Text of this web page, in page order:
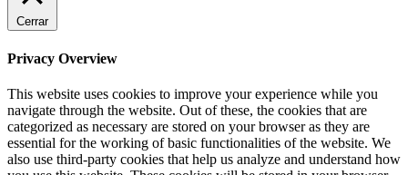
Cerrar
Privacy Overview
This website uses cookies to improve your experience while you
navigate through the website. Out of these, the cookies that are
categorized as necessary are stored on your browser as they are
essential for the working of basic functionalities of the website. We
also use third-party cookies that help us analyze and understand how